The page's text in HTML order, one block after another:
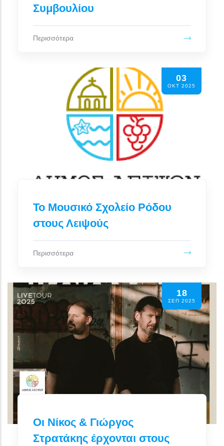
Συμβουλίου
Περισσότερα
03
ΟΚΤ 2025
Το Μουσικό Σχολείο Ρόδου
στους Λειψούς
Περισσότερα
18
ΣΕΠ 2025
Οι Νίκος & Γιώργος
Στρατάκης έρχονται στους